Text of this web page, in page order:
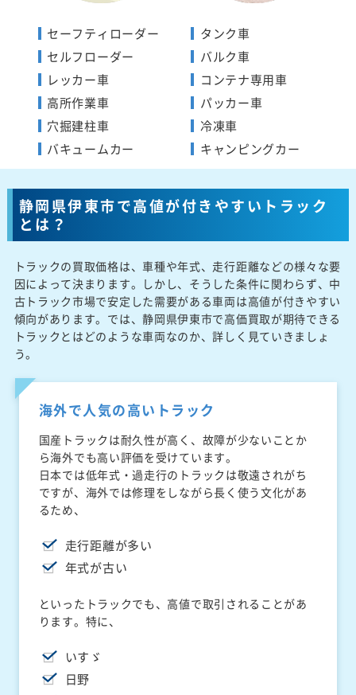
セーフティローダー
セルフローダー
レッカー車
高所作業車
穴掘建柱車
バキュームカー
タンク車
バルク車
コンテナ専用車
パッカー車
冷凍車
キャンピングカー
静岡県伊東市で高値が付きやすいトラック
とは？
トラックの買取価格は、車種や年式、走行距離などの様々な要
因によって決まります。しかし、そうした条件に関わらず、中
古トラック市場で安定した需要がある車両は高値が付きやすい
傾向があります。では、静岡県伊東市で高価買取が期待できる
トラックとはどのような車両なのか、詳しく見ていきましょ
う。
海外で人気の高いトラック
国産トラックは耐久性が高く、故障が少ないことか
ら海外でも高い評価を受けています。
日本では低年式・過走行のトラックは敬遠されがち
ですが、海外では修理をしながら長く使う文化があ
るため、
走行距離が多い
年式が古い
といったトラックでも、高値で取引されることがあ
ります。特に、
いすゞ
日野